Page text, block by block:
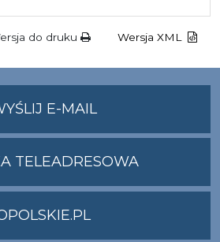
do druku Wersja XML
E-MAILNA
ADRES
TELEADRESOWA